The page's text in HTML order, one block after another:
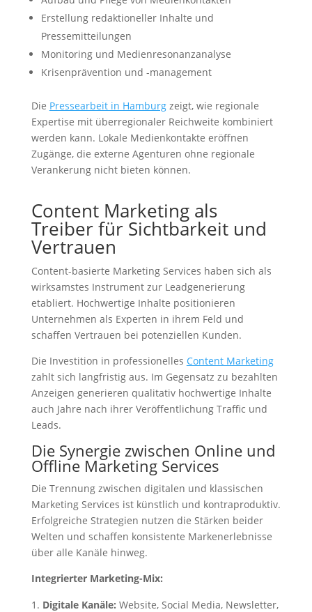
Erstellung redaktioneller Inhalte und
Pressemitteilungen
Monitoring und Medienresonanzanalyse
Krisenprävention und -management
Die Pressearbeit in Hamburgzeigt, wie regionale
Expertise mit überregionaler Reichweite kombiniert
werden kann. Lokale Medienkontakte eröffnen
Zugänge, die externe Agenturen ohne regionale
Verankerung nicht bieten können.
Content Marketing als
Treiber für Sichtbarkeit und
Vertrauen
Content-basierte Marketing Services haben sich als
wirksamstes Instrument zur Leadgenerierung
etabliert. Hochwertige Inhalte positionieren
Unternehmen als Experten in ihrem Feld und
schaffen Vertrauen bei potenziellen Kunden.
Die Investition in professionelles Content Marketing
zahlt sich langfristig aus. Im Gegensatz zu bezahlten
Anzeigen generieren qualitativ hochwertige Inhalte
auch Jahre nach ihrer Veröffentlichung Traffic und
Leads.
Die Synergie zwischen Online und
Offline Marketing Services
Die Trennung zwischen digitalen und klassischen
Marketing Services ist künstlich und kontraproduktiv.
Erfolgreiche Strategien nutzen die Stärken beider
Welten und schaffen konsistente Markenerlebnisse
über alle Kanäle hinweg.
Integrierter Marketing-Mix:
Digitale Kanäle: Website, Social Media, Newsletter,